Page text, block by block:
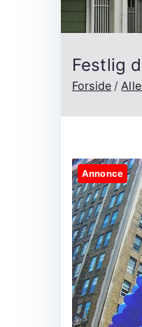
Festlig
Forside
Annonce